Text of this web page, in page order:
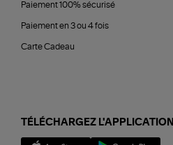
Paiement 100% sécurisé
Paiement en 3 ou 4 fois
Carte Cadeau
TÉLÉCHARGEZ L'APPLICATION